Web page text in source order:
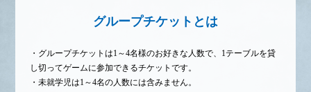
グループチケットとは
・グループチケットは1～4名様のお好きな人数で、1テーブルを貸
し切ってゲームに参加できるチケットです。
・未就学児は1～4名の人数には含みません。